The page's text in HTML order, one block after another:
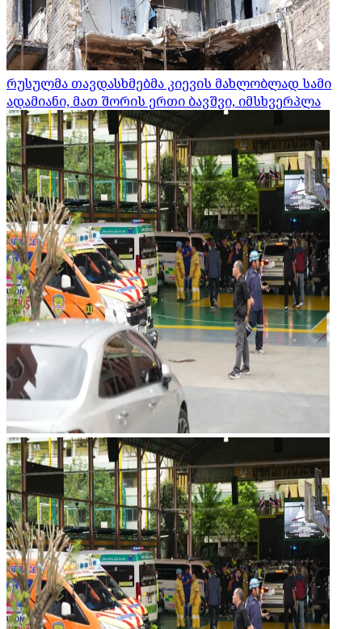
რუსულმა თავდასხმებმა კიევის მახლობლად სამი
ადამიანი, მათ შორის ერთი ბავშვი, იმსხვერპლა